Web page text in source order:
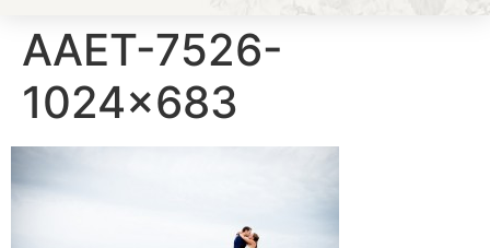
AAET-7526-
1024×683